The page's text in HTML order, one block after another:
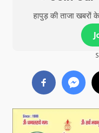
हापुड़ की ताजा खबरों